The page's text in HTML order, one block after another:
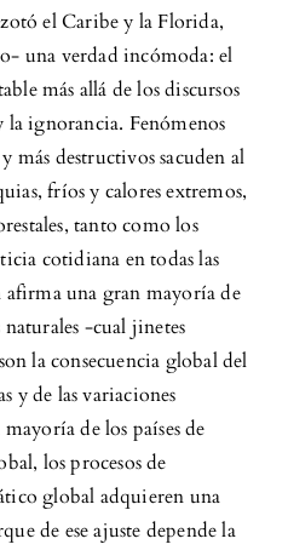
el Caribe y la Florida,
una verdad incómoda: el
más allá de los discursos
la ignorancia. Fenómenos
más destructivos sacuden al
fríos y calores extremos,
tanto como los
cotidiana en todas las
afirma una gran mayoría de
-cual jinetes
la consecuencia global del
y de las variaciones
de los países de
los procesos de
global adquieren una
de ese ajuste depende la